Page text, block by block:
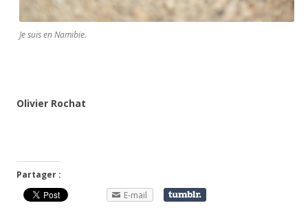
Je suis en Namibie.
Olivier Rochat
Partager :
E-mail